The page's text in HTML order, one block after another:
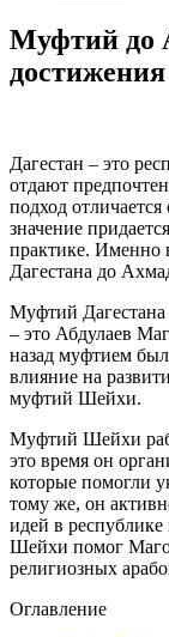
Муфтий до
Дагестан – это
отдают
подход
значение
практике. Именно
Дагестана до
Муфтий Дагестана
– это Абдулаев
назад муфтием
влияние на
муфтий Шейхи.
Муфтий Шейхи
это время он
которые помогли
тому же, он
идей в
Шейхи помог
религиозных
Оглавление